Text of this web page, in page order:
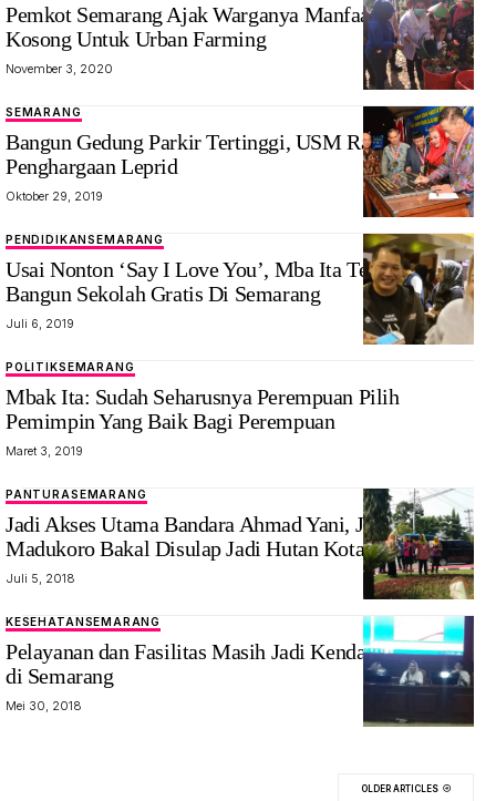
Pemkot Semarang Ajak Warganya Manfaatkan Lahan
Kosong Untuk Urban Farming
November 3, 2020
SEMARANG
Bangun Gedung Parkir Tertinggi, USM Raih
Penghargaan Leprid
Oktober 29, 2019
PENDIDIKANSEMARANG
Usai Nonton ‘Say I Love You’, Mba Ita Terinspirasi
Bangun Sekolah Gratis Di Semarang
Juli 6, 2019
POLITIKSEMARANG
Mbak Ita: Sudah Seharusnya Perempuan Pilih
Pemimpin Yang Baik Bagi Perempuan
Maret 3, 2019
PANTURASEMARANG
Jadi Akses Utama Bandara Ahmad Yani, Jalan
Madukoro Bakal Disulap Jadi Hutan Kota
Juli 5, 2018
KESEHATANSEMARANG
Pelayanan dan Fasilitas Masih Jadi Kendala Posyandu
di Semarang
Mei 30, 2018
OLDER ARTICLES